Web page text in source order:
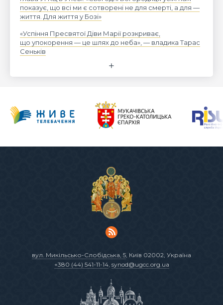
показує, що всі ми є сотворені не для смерті, а для —
життя. Для життя у Бозі»
«Успіння Пресвятої Діви Марії розкриває,
що упокорення — це шлях до неба», — владика Тарас
Сеньків
вул. Микільсько-Слобідська, 5 , Київ 02002, Україна
+380 (44) 541-11-14, synod@ugcc.org.ua